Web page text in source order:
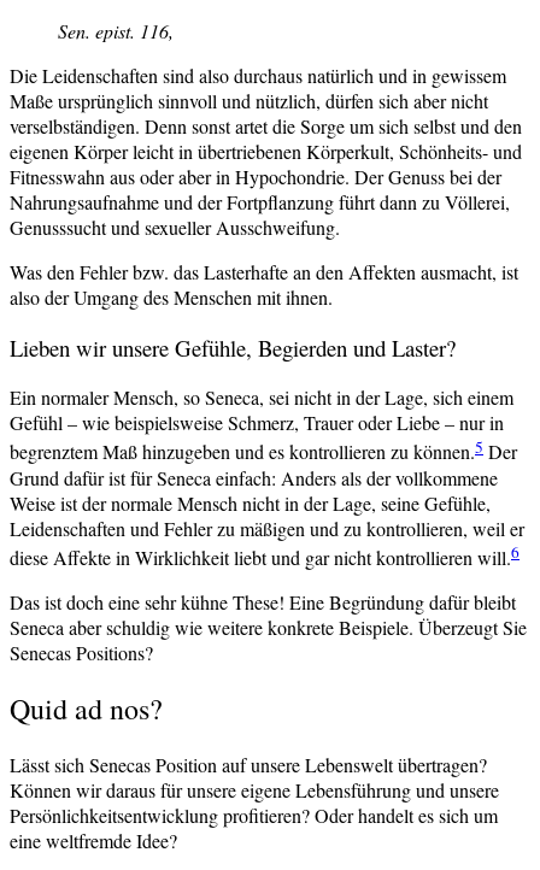
Sen. epist. 116,
Die Leidenschaften sind also durchaus natürlich und in gewissem
Maße ursprünglich sinnvoll und nützlich, dürfen sich aber nicht
verselbständigen. Denn sonst artet die Sorge um sich selbst und den
eigenen Körper leicht in übertriebenen Körperkult, Schönheits- und
Fitnesswahn aus oder aber in Hypochondrie. Der Genuss bei der
Nahrungsaufnahme und der Fortpflanzung führt dann zu Völlerei,
Genusssucht und sexueller Ausschweifung.
Was den Fehler bzw. das Lasterhafte an den Affekten ausmacht, ist
also der Umgang des Menschen mit ihnen.
Lieben wir unsere Gefühle, Begierden und Laster?
Ein normaler Mensch, so Seneca, sei nicht in der Lage, sich einem
Gefühl – wie beispielsweise Schmerz, Trauer oder Liebe – nur in
begrenztem Maß hinzugeben und es kontrollieren zu können.5 Der
Grund dafür ist für Seneca einfach: Anders als der vollkommene
Weise ist der normale Mensch nicht in der Lage, seine Gefühle,
Leidenschaften und Fehler zu mäßigen und zu kontrollieren, weil er
diese Affekte in Wirklichkeit liebt und gar nicht kontrollieren will.6
Das ist doch eine sehr kühne These! Eine Begründung dafür bleibt
Seneca aber schuldig wie weitere konkrete Beispiele. Überzeugt Sie
Senecas Positions?
Quid ad nos?
Lässt sich Senecas Position auf unsere Lebenswelt übertragen?
Können wir daraus für unsere eigene Lebensführung und unsere
Persönlichkeitsentwicklung profitieren? Oder handelt es sich um
eine weltfremde Idee?